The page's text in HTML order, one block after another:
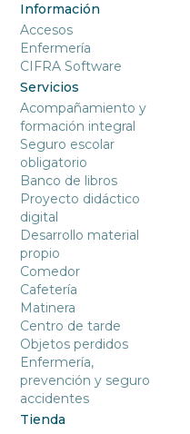
Información
Accesos
Enfermería
CIFRA Software
Servicios
Acompañamiento y
formación integral
Seguro escolar
obligatorio
Banco de libros
Proyecto didáctico
digital
Desarrollo material
propio
Comedor
Cafetería
Matinera
Centro de tarde
Objetos perdidos
Enfermería,
prevención y seguro
accidentes
Tienda